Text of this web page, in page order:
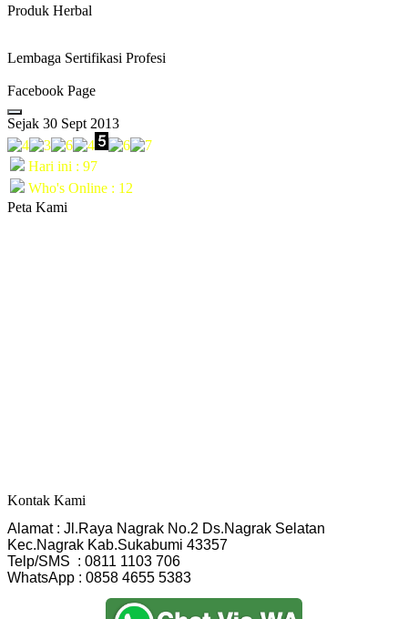
Produk Herbal
Lembaga Sertifikasi Profesi
Facebook Page
Sejak 30 Sept 2013
Hari ini : 97
Who's Online : 12
Peta Kami
Kontak Kami
Alamat : Jl.Raya Nagrak No.2 Ds.Nagrak Selatan
Kec.Nagrak Kab.Sukabumi 43357
Telp/SMS  : 0811 1103 706
WhatsApp : 0858 4655 5383